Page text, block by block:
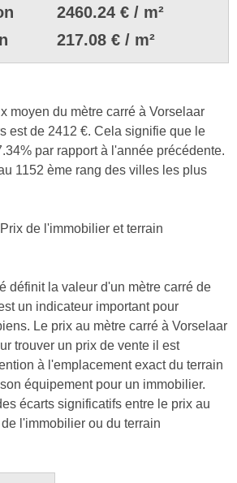
2460.24 € / m²
217.08 € / m²
moyen du mètre carré à Vorselaar
est de 2412 €. Cela signifie que le
par rapport à l'année précédente.
1152 ème rang des villes les plus
de l'immobilier et terrain
définit la valeur d'un mètre carré de
un indicateur important pour
Le prix au mètre carré à Vorselaar
trouver un prix de vente il est
à l'emplacement exact du terrain
équipement pour un immobilier.
écarts significatifs entre le prix au
l'immobilier ou du terrain